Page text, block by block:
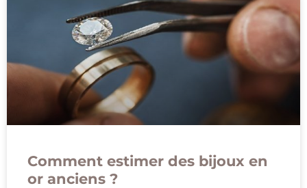
Comment estimer des bijoux en
or anciens ?